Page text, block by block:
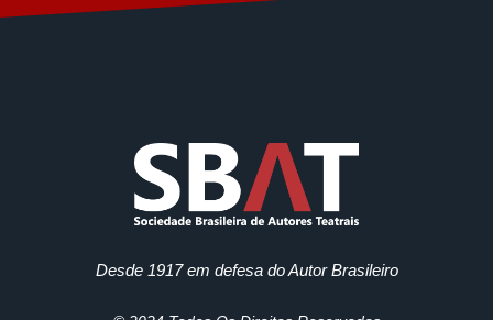
Desde 1917 em defesa do Autor Brasileiro